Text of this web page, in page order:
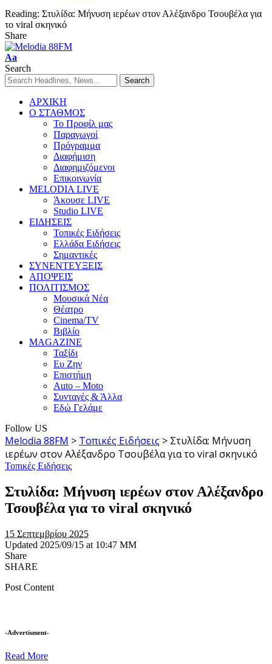
Reading: Στυλίδα: Μήνυση ιερέων στον Αλέξανδρο Τσουβέλα για
το viral σκηνικό
Share
Aa
Search
ΑΡΧΙΚΗ
Ο ΣΤΑΘΜΟΣ
Το Προφίλ μας
Παραγωγοί
Πρόγραμμα
Διαφήμιση
Διαφημιζόμενοι
Επικοινωνία
MELODIA LIVE
Άκουσε LIVE
Studio LIVE
ΕΙΔΗΣΕΙΣ
Τοπικές Ειδήσεις
Ελλάδα Ειδήσεις
Σημαντικές
ΣΥΝΕΝΤΕΥΞΕΙΣ
ΑΠΟΨΕΙΣ
ΠΟΛΙΤΙΣΜΟΣ
Μουσικά Νέα
Θέατρο
Cinema/TV
Βιβλίο
MAGAZINE
Ταξίδι
Ευ Ζην
Επιστήμη
Auto – Moto
Συνταγές & Άλλα
Εδώ Γελάμε
Follow US
Melodia 88FM > Τοπικές Ειδήσεις > Στυλίδα: Μήνυση
ιερέων στον Αλέξανδρο Τσουβέλα για το viral σκηνικό
Τοπικές Ειδήσεις
Στυλίδα: Μήνυση ιερέων στον Αλέξανδρο
Τσουβέλα για το viral σκηνικό
15 Σεπτεμβρίου 2025
Updated 2025/09/15 at 10:47 ΜΜ
Share
SHARE
Post Content
-Advertisment-
Read More